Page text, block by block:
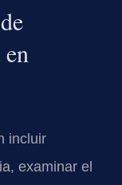
incluir
examinar el